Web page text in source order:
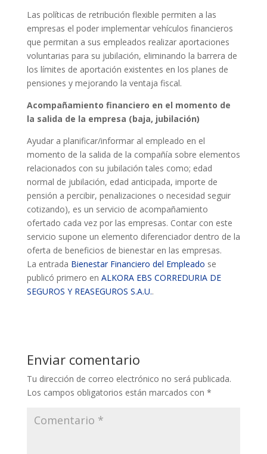
Las políticas de retribución flexible permiten a las
empresas el poder implementar vehículos financieros
que permitan a sus empleados realizar aportaciones
voluntarias para su jubilación, eliminando la barrera de
los límites de aportación existentes en los planes de
pensiones y mejorando la ventaja fiscal.
Acompañamiento financiero en el momento de
la salida de la empresa (baja, jubilación)
Ayudar a planificar/informar al empleado en el
momento de la salida de la compañía sobre elementos
relacionados con su jubilación tales como; edad
normal de jubilación, edad anticipada, importe de
pensión a percibir, penalizaciones o necesidad seguir
cotizando), es un servicio de acompañamiento
ofertado cada vez por las empresas. Contar con este
servicio supone un elemento diferenciador dentro de la
oferta de beneficios de bienestar en las empresas.
La entrada Bienestar Financiero del Empleado se
publicó primero en ALKORA EBS CORREDURIA DE
SEGUROS Y REASEGUROS S.A.U..
Enviar comentario
Tu dirección de correo electrónico no será publicada.
Los campos obligatorios están marcados con *